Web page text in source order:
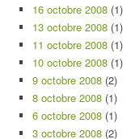
16 octobre 2008 (1)
13 octobre 2008 (1)
11 octobre 2008 (1)
10 octobre 2008 (1)
9 octobre 2008 (2)
8 octobre 2008 (1)
6 octobre 2008 (1)
3 octobre 2008 (2)